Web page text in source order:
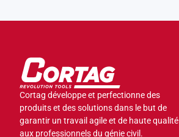
Cortag développe et perfectionne des
produits et des solutions dans le but de
garantir un travail agile et de haute qualité
aux professionnels du génie civil.